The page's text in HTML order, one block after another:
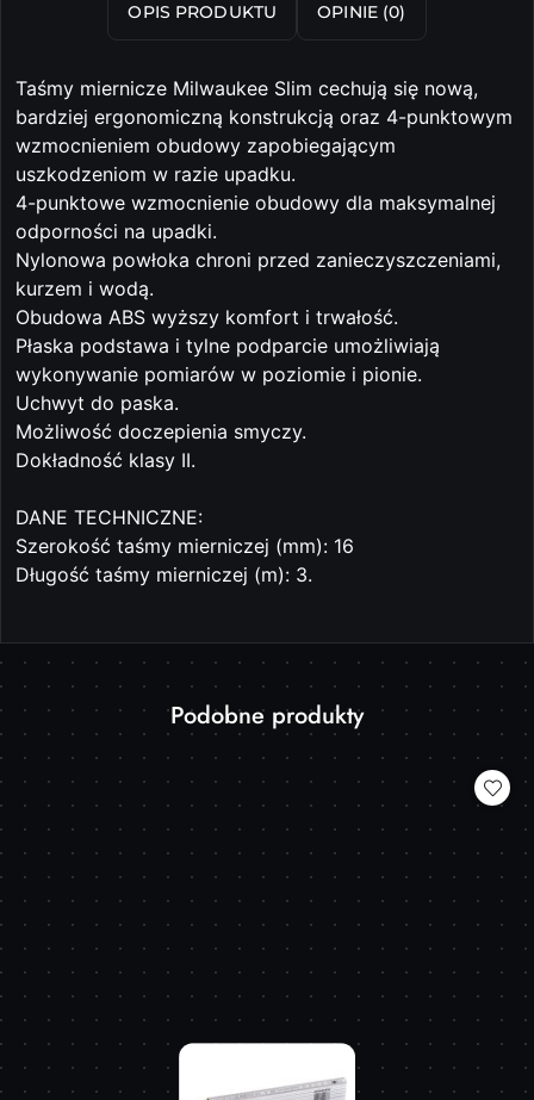
OPIS PRODUKTU OPINIE (0)
Taśmy miernicze Milwaukee Slim cechują się nową,
bardziej ergonomiczną konstrukcją oraz 4-punktowym
wzmocnieniem obudowy zapobiegającym
uszkodzeniom w razie upadku.
4-punktowe wzmocnienie obudowy dla maksymalnej
odporności na upadki.
Nylonowa powłoka chroni przed zanieczyszczeniami,
kurzem i wodą.
Obudowa ABS wyższy komfort i trwałość.
Płaska podstawa i tylne podparcie umożliwiają
wykonywanie pomiarów w poziomie i pionie.
Uchwyt do paska.
Możliwość doczepienia smyczy.
Dokładność klasy II.
DANE TECHNICZNE:
Szerokość taśmy mierniczej (mm): 16
Długość taśmy mierniczej (m): 3.
Pomiń karuzelę produktów
Produkty
statusie:
Podobne produkty